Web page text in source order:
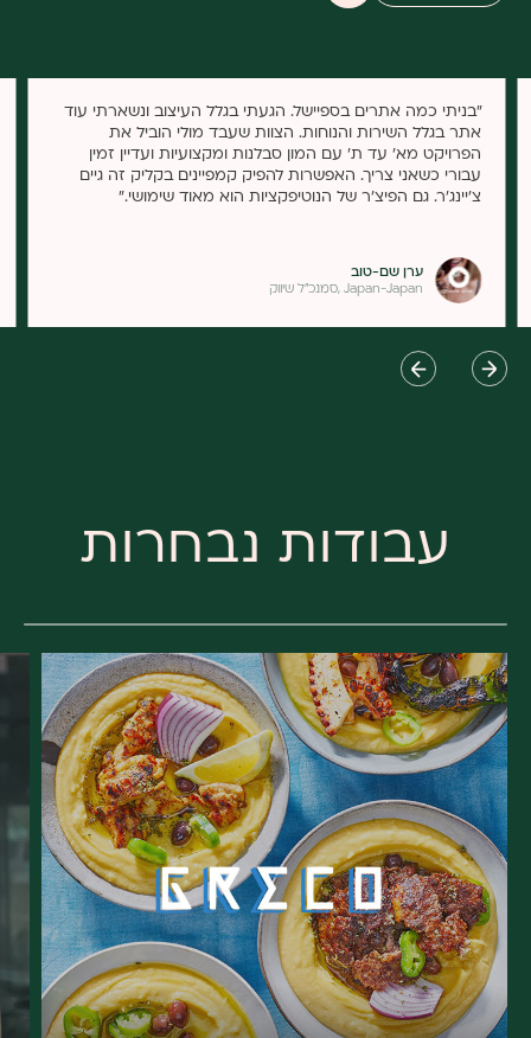
ערן שם-טוב
סמנכ"ל שיווק, Japan-Japan
"בניתי כמה אתרים בספיישל. הגעתי בגלל העיצוב ונשארתי עוד
אתר בגלל השירות והנוחות. הצוות שעבד מולי הוביל את
הפרויקט מא' עד ת' עם המון סבלנות ומקצועיות ועדיין זמין
עבורי כשאני צריך. האפשרות להפיק קמפיינים בקליק זה גיים
צ'יינג'ר. גם הפיצ'ר של הנוטיפקציות הוא מאוד שימושי."
עבודות נבחרות